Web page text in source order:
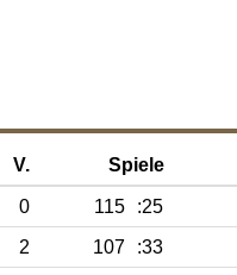
V. Spiele
0 115 :25
2 107 :33